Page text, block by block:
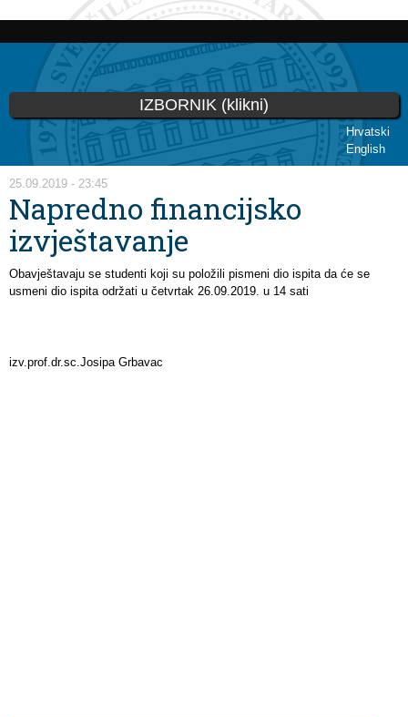
Skoči
glavni
sadržaj
Hrvatski
English
IZBORNIK (klikni)
Vi ste ovdje
25.09.2019 - 23:45
Napredno financijsko
izvještavanje
Obavještavaju se studenti koji su položili pismeni dio ispita da će se
usmeni dio ispita održati u četvrtak 26.09.2019. u 14 sati
izv.prof.dr.sc.Josipa Grbavac